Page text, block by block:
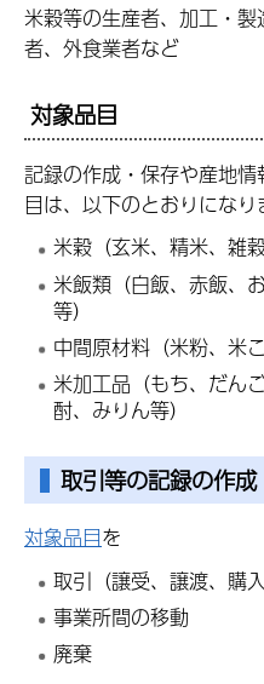
米穀等の生産者、加工・
者、外食業者など
対象品目
記録の作成・保存や産地
目は、以下のとおりになり
米穀（玄米、精米、雑
米飯類（白飯、赤飯、
等）
中間原材料（米粉、米こ
米加工品（もち、だん
酎、みりん等）
取引等の記録の作
対象品目を
取引（譲受、譲渡、購入
事業所間の移動
廃棄